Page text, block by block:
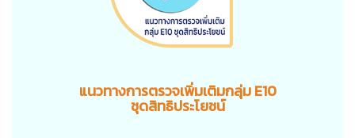
แนวทางการตรวจเพิ่มเติมกลุ่ม E10
ชุดสิทธิประโยชน์